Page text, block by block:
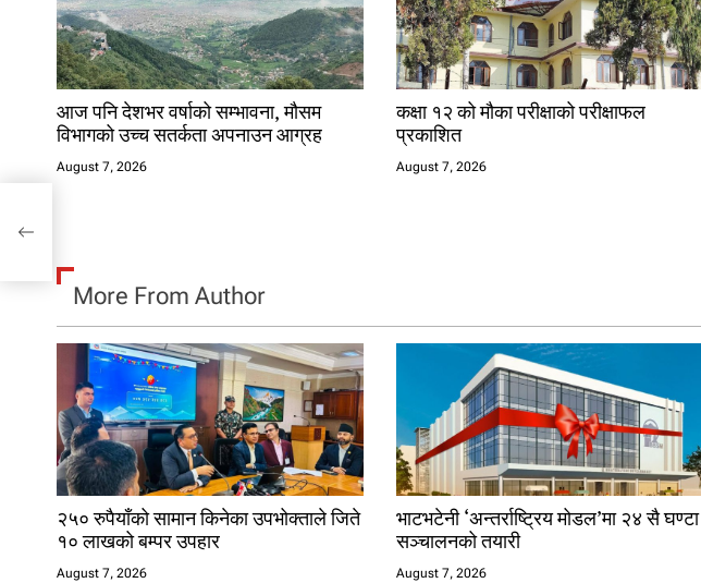
i
o
n
आज पनि देशभर वर्षाको सम्भावना, मौसम
विभागको उच्च सतर्कता अपनाउन आग्रह
August 7, 2026
कक्षा १२ को मौका परीक्षाको परीक्षाफल
प्रकाशित
August 7, 2026
More From Author
२५० रुपैयाँको सामान किनेका उपभोक्ताले जिते
१० लाखको बम्पर उपहार
August 7, 2026
भाटभटेनी ‘अन्तर्राष्ट्रिय मोडल’मा २४ सै घण्टा
सञ्चालनको तयारी
August 7, 2026